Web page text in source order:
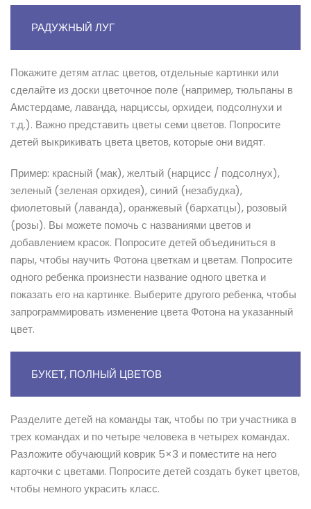
РАДУЖНЫЙ ЛУГ
Покажите детям атлас цветов, отдельные картинки или
сделайте из доски цветочное поле (например, тюльпаны в
Амстердаме, лаванда, нарциссы, орхидеи, подсолнухи и
т.д.). Важно представить цветы семи цветов. Попросите
детей выкрикивать цвета цветов, которые они видят.
Пример: красный (мак), желтый (нарцисс / подсолнух),
зеленый (зеленая орхидея), синий (незабудка),
фиолетовый (лаванда), оранжевый (бархатцы), розовый
(розы). Вы можете помочь с названиями цветов и
добавлением красок. Попросите детей объединиться в
пары, чтобы научить Фотона цветкам и цветам. Попросите
одного ребенка произнести название одного цветка и
показать его на картинке. Выберите другого ребенка, чтобы
запрограммировать изменение цвета Фотона на указанный
цвет.
БУКЕТ, ПОЛНЫЙ ЦВЕТОВ
Разделите детей на команды так, чтобы по три участника в
трех командах и по четыре человека в четырех командах.
Разложите обучающий коврик 5×3 и поместите на него
карточки с цветами. Попросите детей создать букет цветов,
чтобы немного украсить класс.